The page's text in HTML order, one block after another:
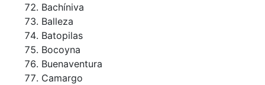
Bachíniva
Balleza
Batopilas
Bocoyna
Buenaventura
Camargo